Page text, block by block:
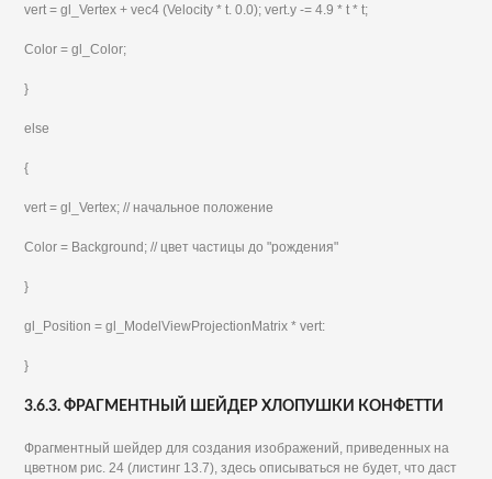
vert = gl_Vertex + vec4 (Velocity * t. 0.0); vert.у -= 4.9 * t * t;
Color = gl_Color;
}
else
{
vert = gl_Vertex; // начальное положение
Color = Background; // цвет частицы до "рождения"
}
gl_Position = gl_ModelViewProjectionMatrix * vert:
}
3.6.3. ФРАГМЕНТНЫЙ ШЕЙДЕР ХЛОПУШКИ КОНФЕТТИ
Фрагментный шейдер для создания изображений, приведенных на
цветном рис. 24 (листинг 13.7), здесь описываться не будет, что даст